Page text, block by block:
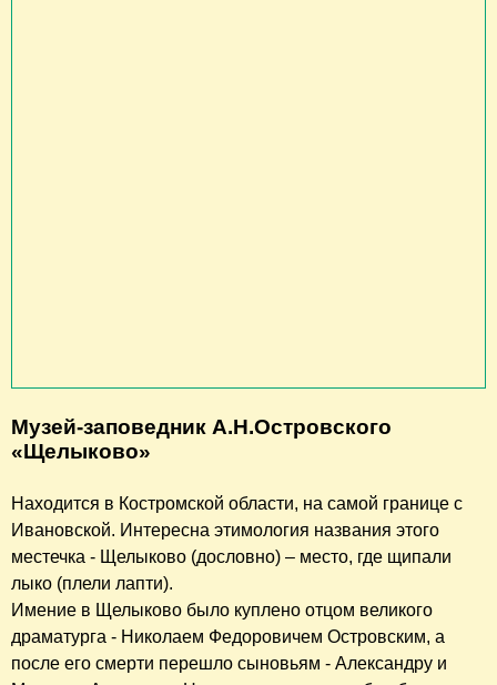
Музей-заповедник А.Н.Островского
«Щелыково»
Находится в Костромской области, на самой границе с
Ивановской. Интересна этимология названия этого
местечка - Щелыково (дословно) – место, где щипали
лыко (плели лапти).
Имение в Щелыково было куплено отцом великого
драматурга - Николаем Федоровичем Островским, а
после его смерти перешло сыновьям - Александру и